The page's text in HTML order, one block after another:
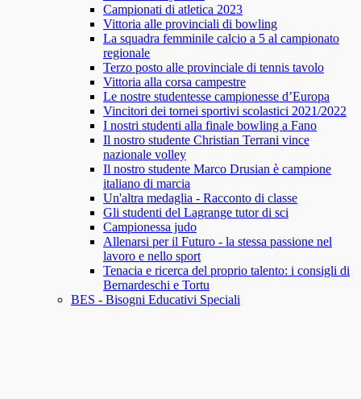
Campionati di atletica 2023
Vittoria alle provinciali di bowling
La squadra femminile calcio a 5 al campionato
regionale
Terzo posto alle provinciale di tennis tavolo
Vittoria alla corsa campestre
Le nostre studentesse campionesse d’Europa
Vincitori dei tornei sportivi scolastici 2021/2022
I nostri studenti alla finale bowling a Fano
Il nostro studente Christian Terrani vince
nazionale volley
Il nostro studente Marco Drusian è campione
italiano di marcia
Un'altra medaglia - Racconto di classe
Gli studenti del Lagrange tutor di sci
Campionessa judo
Allenarsi per il Futuro - la stessa passione nel
lavoro e nello sport
Tenacia e ricerca del proprio talento: i consigli di
Bernardeschi e Tortu
BES - Bisogni Educativi Speciali